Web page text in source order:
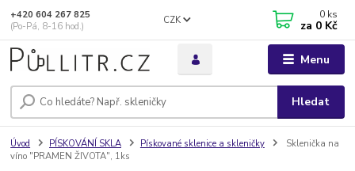
Menu
CZK
Hledat
+420 604 267 825
(Po-Pá, 8-16 hod.)
0 ks
za 0 Kč
Úvod PÍSKOVÁNÍ SKLA Pískované sklenice a skleničky
Sklenička na
víno "PRAMEN ŽIVOTA", 1ks